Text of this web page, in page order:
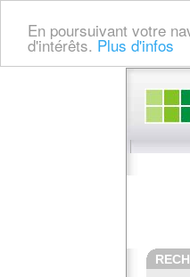
En poursuivant votre
d'intérêts. Plus d'infos